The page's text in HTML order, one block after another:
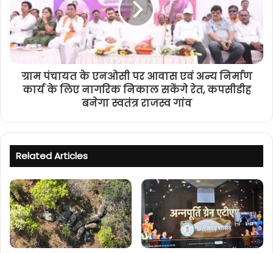
ग्राम पंचायत के एनओसी पर आवास एवं अन्य निर्माण
कार्य के लिए नागरिक निकाल सकेंगे रेत, कपसीडीह
बनेगा स्वतंत्र राजस्व गांव
Related Articles